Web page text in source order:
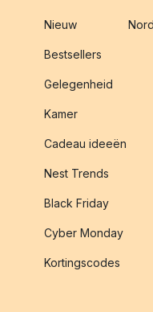
Nieuw
Bestsellers
Gelegenheid
Kamer
Cadeau ideeën
Nest Trends
Black Friday
Cyber Monday
Kortingscodes